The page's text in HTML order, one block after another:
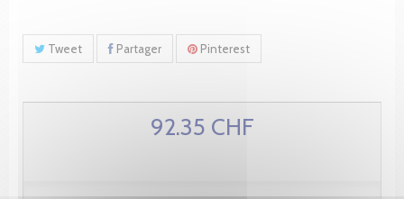
Tweet Partager Pinterest
92.35 CHF